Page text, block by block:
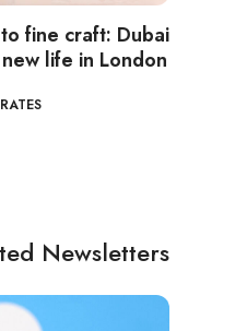
fine craft: Dubai
life in London
Newsletters